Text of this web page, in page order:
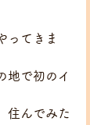
ってきま
地で初のイ
住んでみた